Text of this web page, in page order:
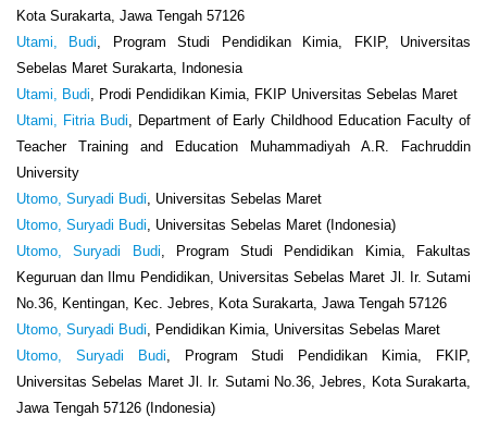
Kota Surakarta, Jawa Tengah 57126
Utami, Budi, Program Studi Pendidikan Kimia, FKIP, Universitas
Sebelas Maret Surakarta, Indonesia
Utami, Budi, Prodi Pendidikan Kimia, FKIP Universitas Sebelas Maret
Utami, Fitria Budi, Department of Early Childhood Education Faculty of
Teacher Training and Education Muhammadiyah A.R. Fachruddin
University
Utomo, Suryadi Budi, Universitas Sebelas Maret
Utomo, Suryadi Budi, Universitas Sebelas Maret (Indonesia)
Utomo, Suryadi Budi, Program Studi Pendidikan Kimia, Fakultas
Keguruan dan Ilmu Pendidikan, Universitas Sebelas Maret Jl. Ir. Sutami
No.36, Kentingan, Kec. Jebres, Kota Surakarta, Jawa Tengah 57126
Utomo, Suryadi Budi, Pendidikan Kimia, Universitas Sebelas Maret
Utomo, Suryadi Budi, Program Studi Pendidikan Kimia, FKIP,
Universitas Sebelas Maret Jl. Ir. Sutami No.36, Jebres, Kota Surakarta,
Jawa Tengah 57126 (Indonesia)